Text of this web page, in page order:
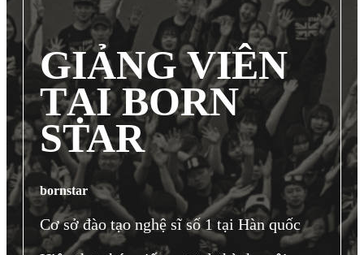
GIẢNG VIÊN
TẠI BORN
STAR
bornstar
Cơ sở đào tạo nghệ sĩ số 1 tại Hàn quốc